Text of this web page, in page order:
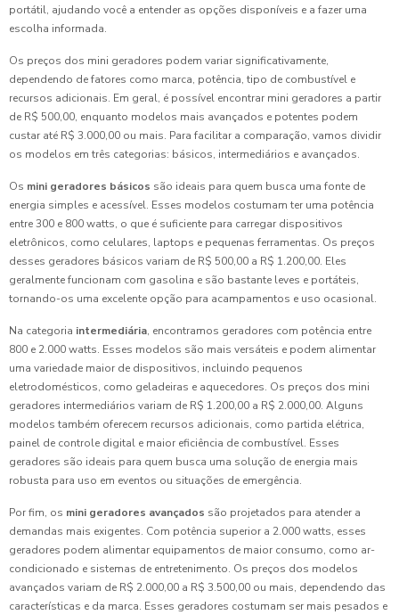
portátil, ajudando você a entender as opções disponíveis e a fazer uma
escolha informada.
Os preços dos mini geradores podem variar significativamente,
dependendo de fatores como marca, potência, tipo de combustível e
recursos adicionais. Em geral, é possível encontrar mini geradores a partir
de R$ 500,00, enquanto modelos mais avançados e potentes podem
custar até R$ 3.000,00 ou mais. Para facilitar a comparação, vamos dividir
os modelos em três categorias: básicos, intermediários e avançados.
Os mini geradores básicos são ideais para quem busca uma fonte de
energia simples e acessível. Esses modelos costumam ter uma potência
entre 300 e 800 watts, o que é suficiente para carregar dispositivos
eletrônicos, como celulares, laptops e pequenas ferramentas. Os preços
desses geradores básicos variam de R$ 500,00 a R$ 1.200,00. Eles
geralmente funcionam com gasolina e são bastante leves e portáteis,
tornando-os uma excelente opção para acampamentos e uso ocasional.
Na categoria intermediária, encontramos geradores com potência entre
800 e 2.000 watts. Esses modelos são mais versáteis e podem alimentar
uma variedade maior de dispositivos, incluindo pequenos
eletrodomésticos, como geladeiras e aquecedores. Os preços dos mini
geradores intermediários variam de R$ 1.200,00 a R$ 2.000,00. Alguns
modelos também oferecem recursos adicionais, como partida elétrica,
painel de controle digital e maior eficiência de combustível. Esses
geradores são ideais para quem busca uma solução de energia mais
robusta para uso em eventos ou situações de emergência.
Por fim, os mini geradores avançados são projetados para atender a
demandas mais exigentes. Com potência superior a 2.000 watts, esses
geradores podem alimentar equipamentos de maior consumo, como ar-
condicionado e sistemas de entretenimento. Os preços dos modelos
avançados variam de R$ 2.000,00 a R$ 3.500,00 ou mais, dependendo das
características e da marca. Esses geradores costumam ser mais pesados e